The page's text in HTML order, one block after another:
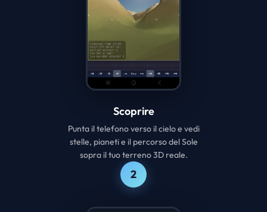
Scoprire
Punta il telefono verso il cielo e vedi
stelle, pianeti e il percorso del Sole
sopra il tuo terreno 3D reale.
2